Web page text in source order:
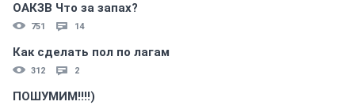
ОАКЗВ Что за запах?
751 14
Как сделать пол по лагам
312 2
ПОШУМИМ!!!!)